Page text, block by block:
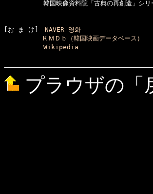
　　　　　韓国映像資料院「古典の再創造」シ
[お ま け] NAVER 영화
ＫＭＤｂ（韓国映画データベース）
Wikipedia
プラウザの「